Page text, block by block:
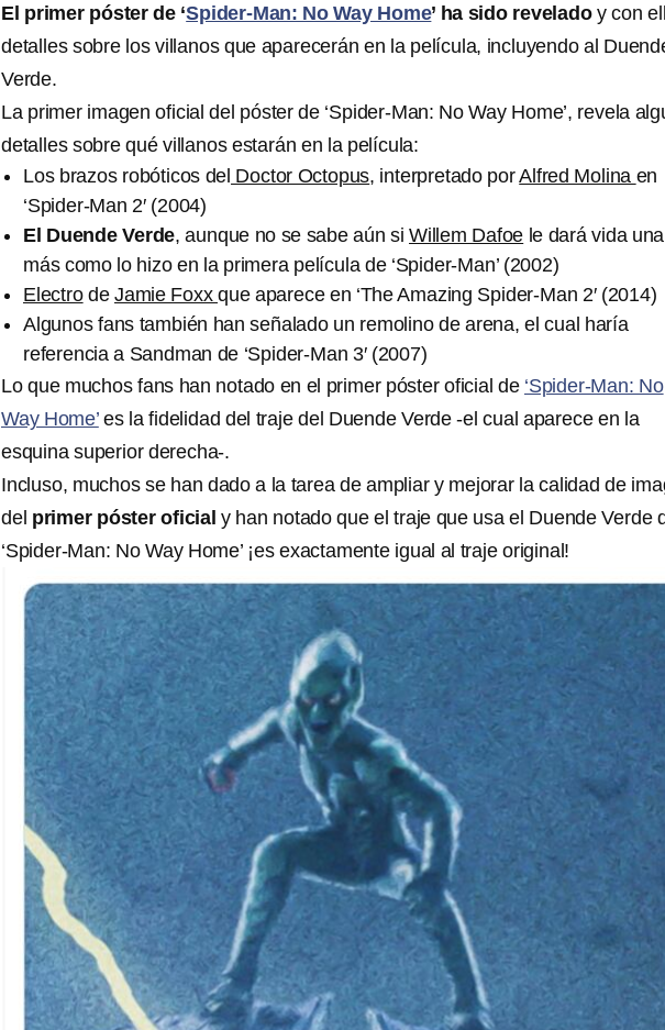
El primer póster de ‘Spider-Man: No Way Home’ ha sido reveladoy con
detalles sobre los villanos que aparecerán en la película, incluyendo al
Verde.
La primer imagen oficial del póster de ‘Spider-Man: No Way Home’, revela
detalles sobre qué villanos estarán en la película:
Los brazos robóticos del Doctor Octopus, interpretado porAlfred Molina en
‘Spider-Man 2′ (2004)
El Duende Verde, aunque no se sabe aún siWillem Dafoe le dará vida
más como lo hizo en la primera película de ‘Spider-Man’ (2002)
ElectrodeJamie Foxxque aparece en ‘The Amazing Spider-Man 2′ (2014)
Algunos fans también han señalado un remolino de arena, el cual haría
referencia a Sandman de ‘Spider-Man 3′ (2007)
Lo que muchos fans han notado en el primer póster oficial de ‘Spider-Man: No
Way Home’es la fidelidad del traje del Duende Verde -el cual aparece en la
esquina superior derecha-.
Incluso, muchos se han dado a la tarea de ampliar y mejorar la calidad de
del primer póster oficial y han notado que el traje que usa el Duende Verde
‘Spider-Man: No Way Home’ ¡es exactamente igual al traje original!